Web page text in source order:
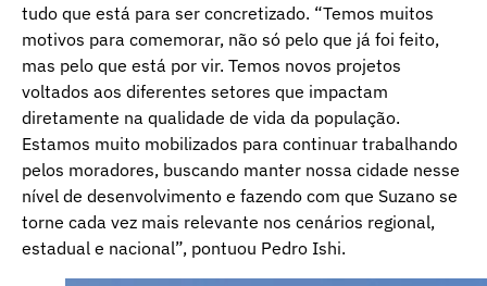
tudo que está para ser concretizado. “Temos muitos
motivos para comemorar, não só pelo que já foi feito,
mas pelo que está por vir. Temos novos projetos
voltados aos diferentes setores que impactam
diretamente na qualidade de vida da população.
Estamos muito mobilizados para continuar trabalhando
pelos moradores, buscando manter nossa cidade nesse
nível de desenvolvimento e fazendo com que Suzano se
torne cada vez mais relevante nos cenários regional,
estadual e nacional”, pontuou Pedro Ishi.